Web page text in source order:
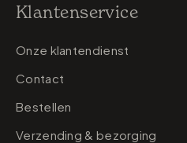
Klantenservice
Onze klantendienst
Contact
Bestellen
Verzending & bezorging